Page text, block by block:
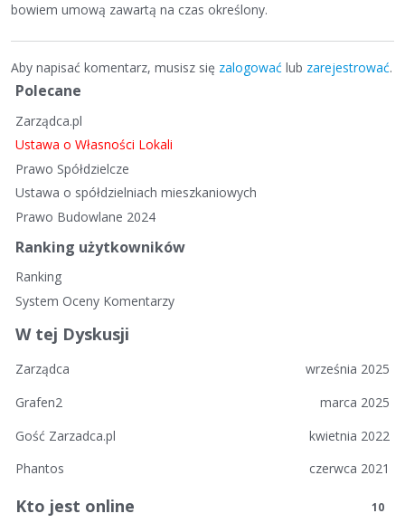
bowiem umową zawartą na czas określony.
Aby napisać komentarz, musisz się zalogować lub zarejestrować.
S
y
b
k
k
Polecane
Zarządca.pl
Ustawa o Własności Lokali
Prawo Spółdzielcze
Ustawa o spółdzielniach mieszkaniowych
Prawo Budowlane 2024
Ranking użytkowników
Ranking
System Oceny Komentarzy
W tej Dyskusji
września 2025
Zarządca
marca 2025
Grafen2
kwietnia 2022
Gość Zarzadca.pl
czerwca 2021
Phantos
Kto jest online 10